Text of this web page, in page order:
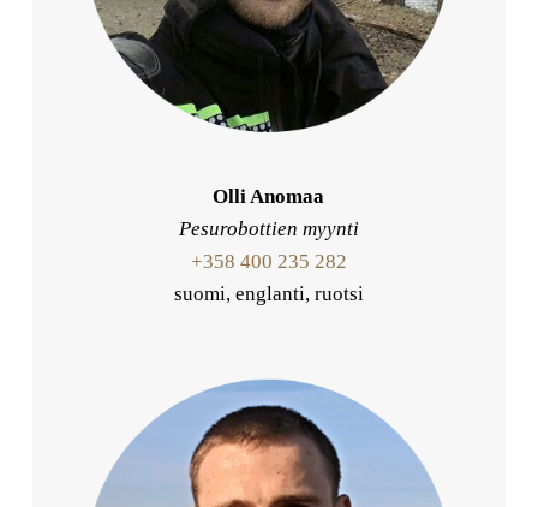
Olli Anomaa
Pesurobottien myynti
+358 400 235 282
suomi, englanti, ruotsi